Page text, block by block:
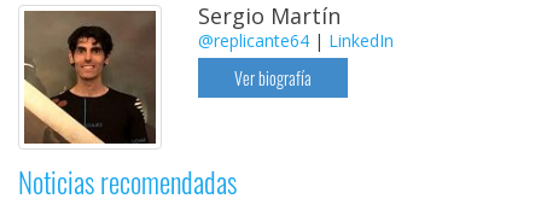
Sergio Martín
@replicante64 | LinkedIn
Ver biografía
Noticias recomendadas